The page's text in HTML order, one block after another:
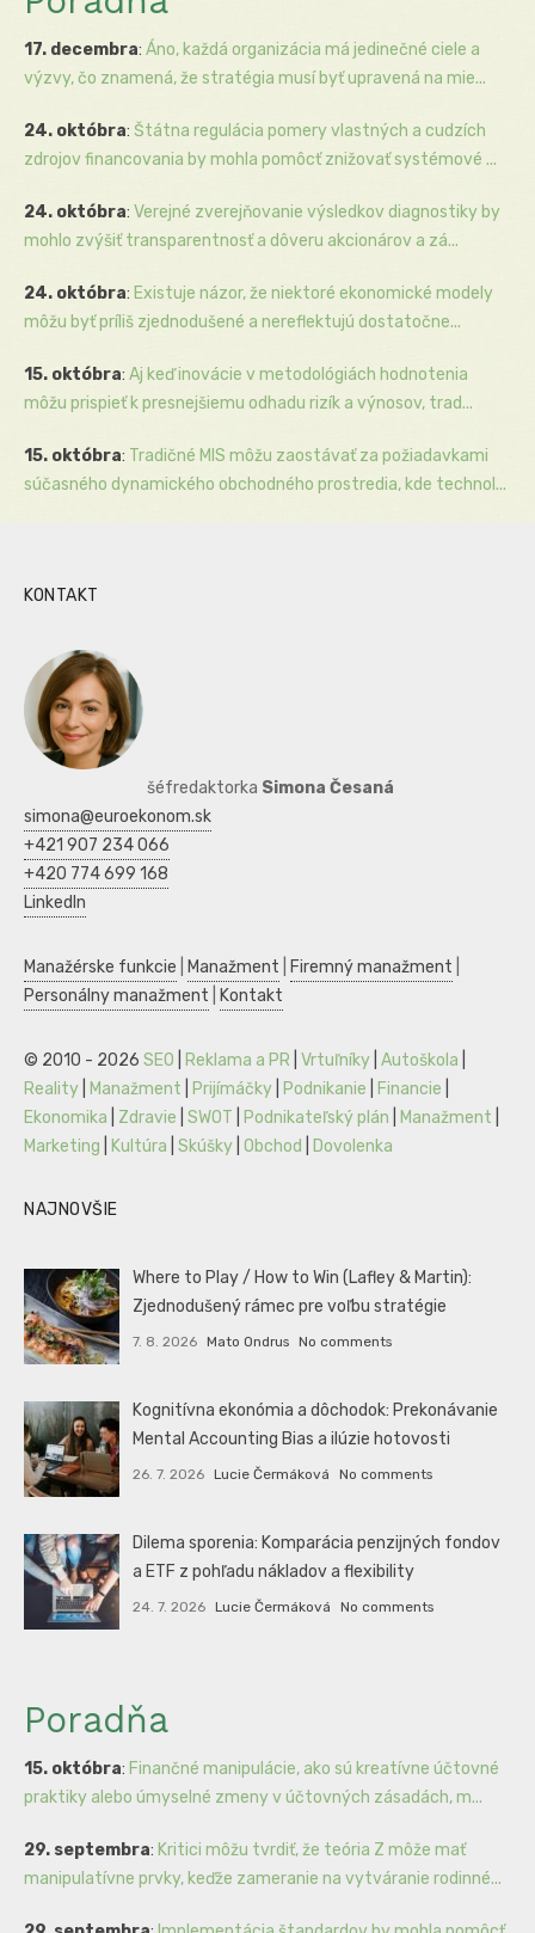
17. decembra: Áno, každá organizácia má jedinečné ciele a
výzvy, čo znamená, že stratégia musí byť upravená na mie...
24. októbra: Štátna regulácia pomery vlastných a cudzích
zdrojov financovania by mohla pomôcť znižovať systémové ...
24. októbra: Verejné zverejňovanie výsledkov diagnostiky by
mohlo zvýšiť transparentnosť a dôveru akcionárov a zá...
24. októbra: Existuje názor, že niektoré ekonomické modely
môžu byť príliš zjednodušené a nereflektujú dostatočne...
15. októbra: Aj keď inovácie v metodológiách hodnotenia
môžu prispieť k presnejšiemu odhadu rizík a výnosov, trad...
15. októbra: Tradičné MIS môžu zaostávať za požiadavkami
súčasného dynamického obchodného prostredia, kde technol...
KONTAKT
šéfredaktorka Simona Česaná
simona@euroekonom.sk
+421 907 234 066
+420 774 699 168
LinkedIn
Manažérske funkcie Manažment Firemný manažment
Personálny manažment
Kontakt
© 2010 - 2026 SEO Reklama a PR Vrtuľníky Autoškola
Reality
Manažment Prijímáčky Podnikanie Financie
Ekonomika
Zdravie SWOT Podnikateľský plán Manažment
Marketing
Kultúra Skúšky Obchod Dovolenka
NAJNOVŠIE
Where to Play / How to Win (Lafley & Martin):
Zjednodušený rámec pre voľbu stratégie
7. 8. 2026 Mato Ondrus No comments
Kognitívna ekonómia a dôchodok: Prekonávanie
Mental Accounting Bias a ilúzie hotovosti
26. 7. 2026 Lucie Čermáková No comments
Dilema sporenia: Komparácia penzijných fondov
a ETF z pohľadu nákladov a flexibility
24. 7. 2026 Lucie Čermáková No comments
Poradňa
15. októbra: Finančné manipulácie, ako sú kreatívne účtovné
praktiky alebo úmyselné zmeny v účtovných zásadách, m...
29. septembra: Kritici môžu tvrdiť, že teória Z môže mať
manipulatívne prvky, keďže zameranie na vytváranie rodinné...